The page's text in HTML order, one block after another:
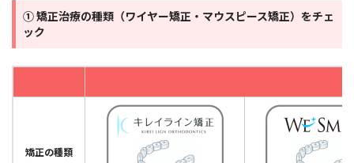
① 矯正治療の種類（ワイヤー矯正・マウスピース矯正）をチェ
ック
矯正の種類